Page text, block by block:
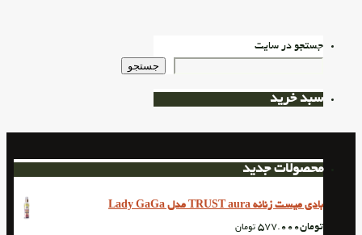
جستجو در سایت
جستجو
سبد خرید
محصولات جدید
بادی میست زنانه TRUST aura مدل Lady GaGa
تومان577.000 تومان